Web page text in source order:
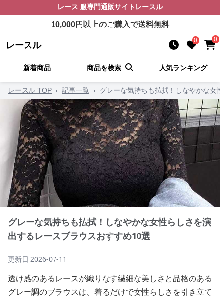
レース 服専門通販サイト レースル
10,000円以上のご購入で送料無料
レースル 0 0
新着商品 商品を検索 人気ランキング
レースル TOP › 記事一覧 › グレーな気持ちも払拭！しなやかな
グレーな気持ちも払拭！しなやかな女性らしさを演
出するレースブラウスおすすめ10選
更新日 2026-07-11
透け感のあるレースが織りなす繊細な美しさと品格のある
グレー調のブラウスは、着るだけで女性らしさを引き立て